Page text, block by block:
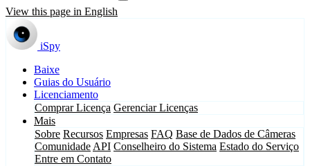
View this page in English
iSpy
Baixe
Guias do Usuário
Licenciamento
Comprar Licença Gerenciar Licenças
Mais
Sobre Recursos Empresas FAQ Base de Dados de Câmeras
Comunidade API Conselheiro do Sistema Estado do Serviço
Entre em Contato